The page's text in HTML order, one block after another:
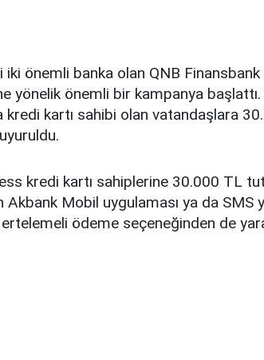
iki önemli banka olan QNB
yönelik önemli bir kampanya
kredi kartı sahibi olan vatandaşlara
kredi kartı sahiplerine 30.000 TL
Akbank Mobil uygulaması ya da
ertelemeli ödeme seçeneğinden de